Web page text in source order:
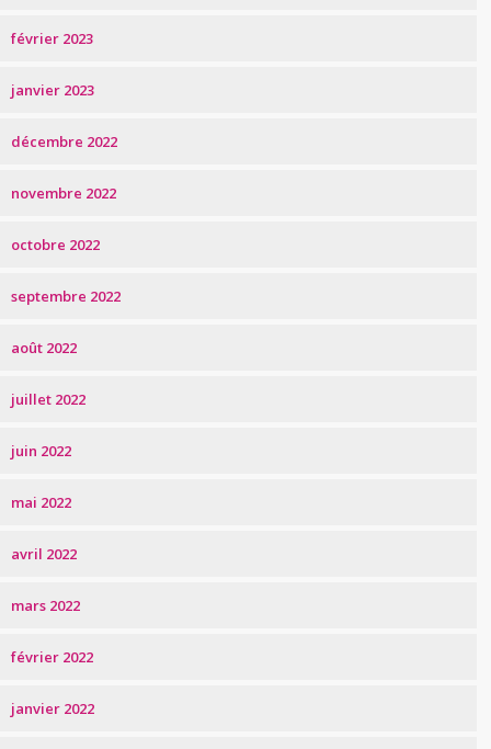
février 2023
janvier 2023
décembre 2022
novembre 2022
octobre 2022
septembre 2022
août 2022
juillet 2022
juin 2022
mai 2022
avril 2022
mars 2022
février 2022
janvier 2022